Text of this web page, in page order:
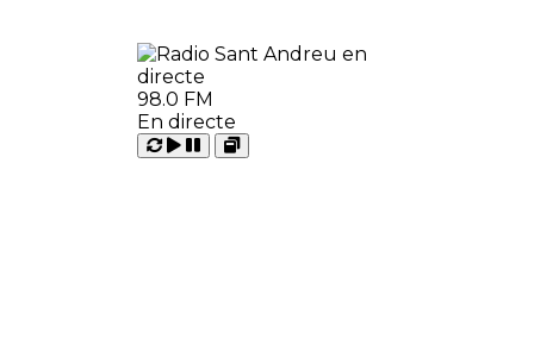
98.0 FM
En directe
Carregant
Reproduir
Pausar
Open